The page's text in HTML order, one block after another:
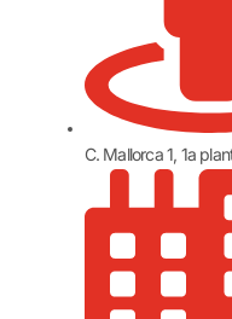
C. Mallorca 1, 1a